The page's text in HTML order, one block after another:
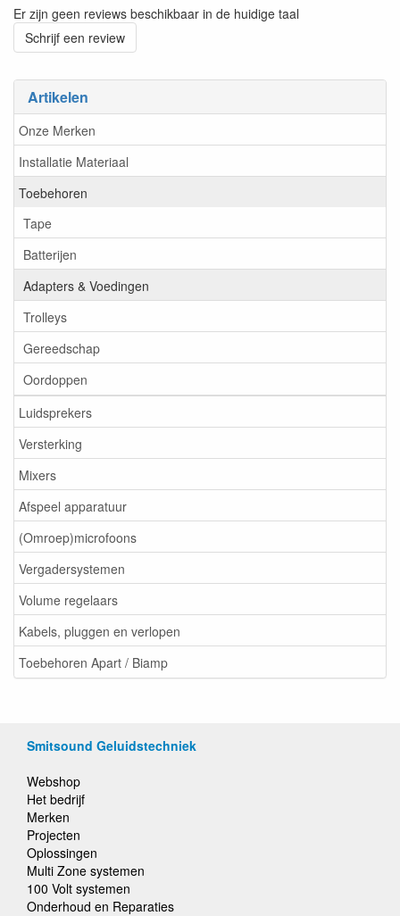
Artikelen
Onze Merken
Installatie Materiaal
Toebehoren
Tape
Batterijen
Adapters & Voedingen
Trolleys
Gereedschap
Oordoppen
Luidsprekers
Versterking
Mixers
Afspeel apparatuur
(Omroep)microfoons
Vergadersystemen
Volume regelaars
Kabels, pluggen en verlopen
Toebehoren Apart / Biamp
Er zijn geen reviews beschikbaar in de huidige taal
Schrijf een review
Smitsound Geluidstechniek
Webshop
Het bedrijf
Merken
Projecten
Oplossingen
Multi Zone systemen
100 Volt systemen
Onderhoud en Reparaties